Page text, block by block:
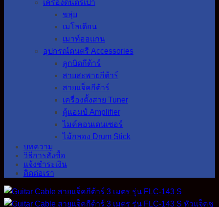
เครื่องดนตรีเป่า
ขลุ่ย
เมโลเดียน
เมาท์ออแกน
อุปกรณ์ดนตรี Accessories
ลูกบิดกีต้าร์
สายสะพายกีต้าร์
สายแจ็คกีต้าร์
เครื่องตั้งสาย Tuner
ตู้แอมป์ Amplifier
ไมค์คอนเดนเซอร์
ไม้กลอง Drum Stick
บทความ
วิธีการสั่งซื้อ
แจ้งชำระเงิน
ติดต่อเรา